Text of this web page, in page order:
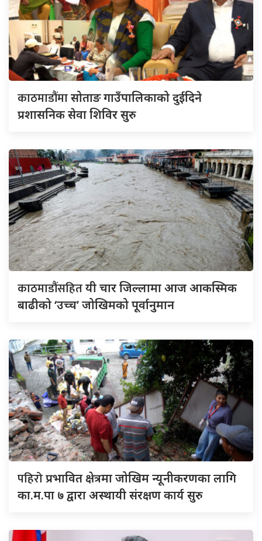
काठमाडौंमासोताङ गाउँपालिकाको दुईदिने
प्रशासनिक सेवा शिविर सुरु
काठमाडौंसहितयी चार जिल्लामा आज आकस्मिक
बाढीको ‘उच्च’ जोखिमको पूर्वानुमान
पहिरोप्रभावित क्षेत्रमा जोखिम न्यूनीकरणका लागि
का.म.पा ७ द्वारा अस्थायी संरक्षण कार्य सुरु